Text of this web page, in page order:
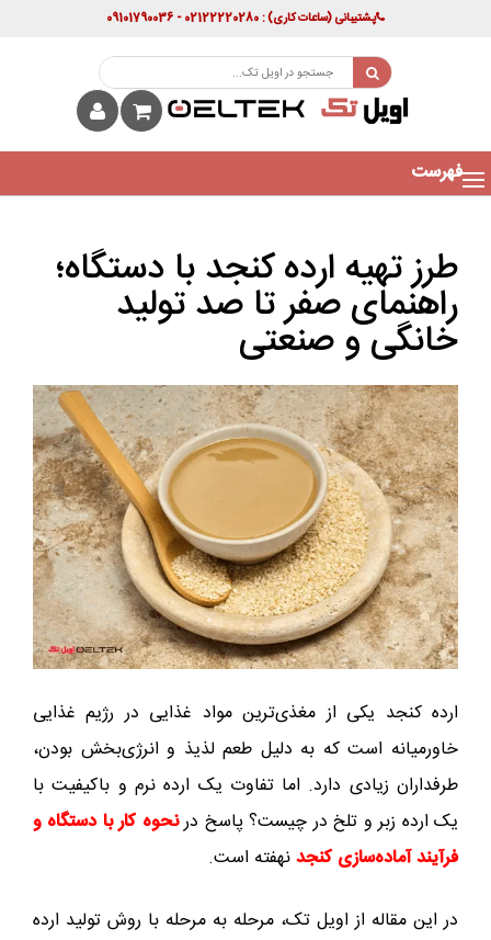
پشتیبانی(ساعات کاری): 02122220280 - 09101790036
فهرست
طرز تهیه ارده کنجد با دستگاه؛
راهنمای صفر تا صد تولید
خانگی و صنعتی
ارده کنجد یکی از مغذی‌ترین مواد غذایی در رژیم غذایی
خاورمیانه است که به دلیل طعم لذیذ و انرژی‌بخش بودن،
طرفداران زیادی دارد. اما تفاوت یک ارده نرم و باکیفیت با
یک ارده زبر و تلخ در چیست؟ پاسخ درنحوه کار با دستگاه و
فرآیند آماده‌سازی کنجدنهفته است.
در این مقاله از اویل تک، مرحله به مرحله با روش تولید ارده